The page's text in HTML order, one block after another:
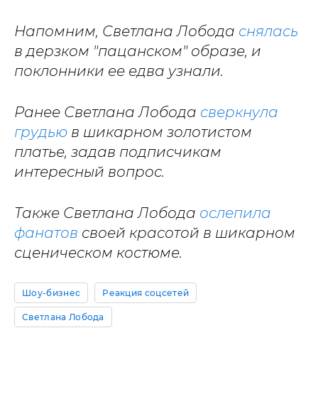
Напомним, Светлана Лобода снялась
в дерзком "пацанском" образе, и
поклонники ее едва узнали.
Ранее Светлана Лобода сверкнула
грудью в шикарном золотистом
платье, задав подписчикам
интересный вопрос.
Также Светлана Лобода ослепила
фанатов своей красотой в шикарном
сценическом костюме.
Шоу-бизнес Реакция соцсетей
Светлана Лобода